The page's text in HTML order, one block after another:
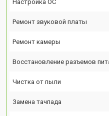
Настройка ОС
Ремонт звуковой платы
Ремонт камеры
Восстановление разъемов
Чистка от пыли
Замена тачпада